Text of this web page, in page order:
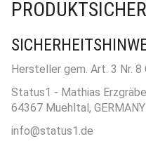
Hersteller gem. Art. 3 Nr. 8
Status1 - Mathias
64367 Muehltal, GERMANY
info@status1.de